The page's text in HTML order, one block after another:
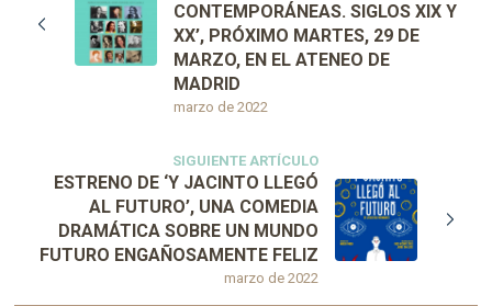
marzo de 2022
CONTEMPORÁNEAS. SIGLOS XIX Y
XX’, PRÓXIMO MARTES, 29 DE
MARZO, EN EL ATENEO DE
MADRID
SIGUIENTE ARTÍCULO
marzo de 2022
ESTRENO DE ‘Y JACINTO LLEGÓ
AL FUTURO’, UNA COMEDIA
DRAMÁTICA SOBRE UN MUNDO
FUTURO ENGAÑOSAMENTE FELIZ